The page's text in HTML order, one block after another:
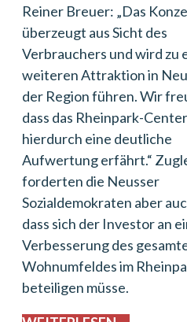
Reiner Breuer: „Das
überzeugt aus Sicht des
Verbrauchers und wird zu
weiteren Attraktion in
der Region führen. Wir
dass das Rheinpark-Center
hierdurch eine deutliche
Aufwertung erfährt.“
forderten die Neusser
Sozialdemokraten aber
dass sich der Investor an
Verbesserung des
Wohnumfeldes im
beteiligen müsse.